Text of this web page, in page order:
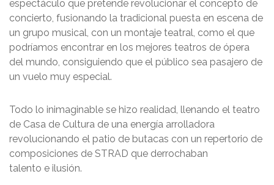
espectáculo que pretende revolucionar el concepto de
concierto, fusionando la tradicional puesta en escena de
un grupo musical, con un montaje teatral, como el que
podríamos encontrar en los mejores teatros de ópera
del mundo, consiguiendo que el público sea pasajero de
un vuelo muy especial.
Todo lo inimaginable se hizo realidad, llenando el teatro
de Casa de Cultura de una energía arrolladora
revolucionando el patio de butacas con un repertorio de
composiciones de STRAD que derrochaban
talento e ilusión.